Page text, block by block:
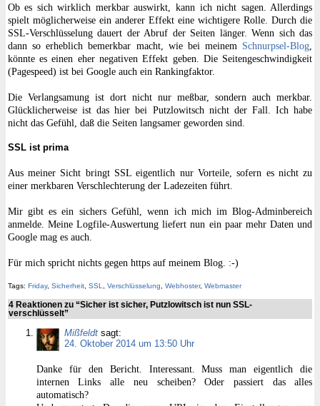
Ob es sich wirklich merkbar auswirkt, kann ich nicht sagen. Allerdings
spielt möglicherweise ein anderer Effekt eine wichtigere Rolle. Durch die
SSL-Verschlüsselung dauert der Abruf der Seiten länger. Wenn sich das
dann so erheblich bemerkbar macht, wie bei meinem Schnurpsel-Blog
könnte es einen eher negativen Effekt geben. Die Seitengeschwindigkeit
(Pagespeed) ist bei Google auch ein Rankingfaktor.
Die Verlangsamung ist dort nicht nur meßbar, sondern auch merkbar.
Glücklicherweise ist das hier bei Putzlowitsch nicht der Fall. Ich habe
nicht das Gefühl, daß die Seiten langsamer geworden sind.
SSL ist prima
Aus meiner Sicht bringt SSL eigentlich nur Vorteile, sofern es nicht zu
einer merkbaren Verschlechterung der Ladezeiten führt.
Mir gibt es ein sichers Gefühl, wenn ich mich im Blog-Adminbereich
anmelde. Meine Logfile-Auswertung liefert nun ein paar mehr Daten und
Google mag es auch.
Für mich spricht nichts gegen https auf meinem Blog. :-)
Tags: Friday, Sicherheit, SSL, Verschlüsselung, Webhoster, Webmaster
4 Reaktionen zu “Sicher ist sicher, Putzlowitsch ist nun SSL-
verschlüsselt”
Mißfeldt sagt:
24. Oktober 2014 um 13:50 Uhr
Danke für den Bericht. Interessant. Muss man eigentlich die
internen Links alle neu scheiben? Oder passiert das alles
automatisch?